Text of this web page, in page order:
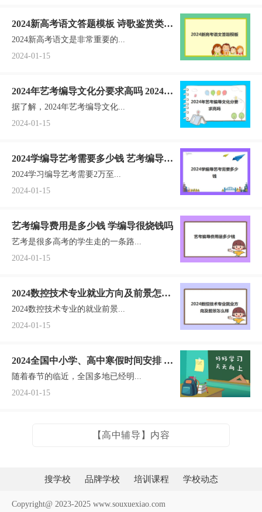
2024新高考语文答题模板 诗歌鉴赏类如
何答
2024新高考语文是非常重要的...
2024-01-15
2024年艺考编导文化分要求高吗 2024年
编导艺考生新政策具体内容是什么
据了解，2024年艺考编导文化...
2024-01-15
2024学编导艺考需要多少钱 艺考编导考
什么内容好过吗
2024学习编导艺考需要2万至...
2024-01-15
艺考编导费用是多少钱 学编导很烧钱吗
艺考是很多高考的学生走的一条路...
2024-01-15
2024数控技术专业就业方向及前景怎么
样 毕业之后可以做什么工作
2024数控技术专业的就业前景...
2024-01-15
2024全国中小学、高中寒假时间安排 汇
总各地最新放假时间一览
随着春节的临近，全国多地已经明...
2024-01-15
【高中辅导】内容
搜学校 品牌学校 培训课程 学校动态
Copyright@ 2023-2025 www.souxuexiao.com